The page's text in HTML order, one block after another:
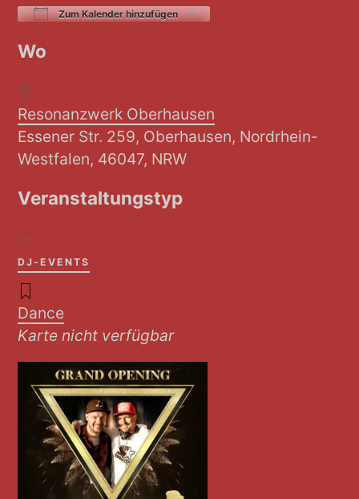
Zum Kalender hinzufügen
Wo
Resonanzwerk Oberhausen
Essener Str. 259, Oberhausen, Nordrhein-
Westfalen, 46047, NRW
Veranstaltungstyp
DJ-EVENTS
Dance
Karte nicht verfügbar